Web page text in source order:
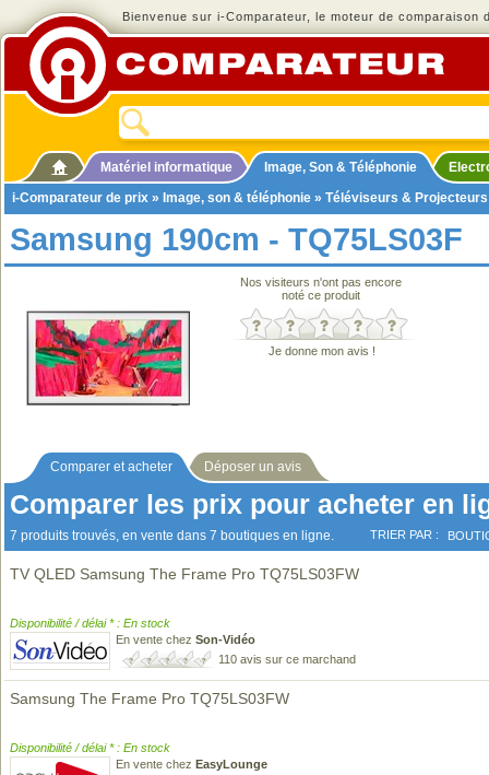
Bienvenue sur i-Comparateur, le moteur de comparaison
Matériel informatique Image, Son & Téléphonie
i-Comparateur de prix » Image, son & téléphonie » Téléviseurs & Projecteurs
Samsung 190cm - TQ75LS03F
Nos visiteurs n'ont pas encore
noté ce produit
Je donne mon avis !
Comparer et acheter Déposer un avis
Comparer les prix pour acheter en
7 produits trouvés, en vente dans 7 boutiques en ligne. TRIER PAR :
TV QLED Samsung The Frame Pro TQ75LS03FW
Disponibilité / délai * : En stock
En vente chez Son-Vidéo
110 avis sur ce marchand
Samsung The Frame Pro TQ75LS03FW
Disponibilité / délai * : En stock
En vente chez EasyLounge